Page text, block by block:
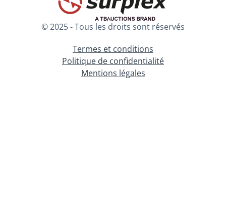
© 2025 - Tous les droits sont réservés
Termes et conditions
Politique de confidentialité
Mentions légales